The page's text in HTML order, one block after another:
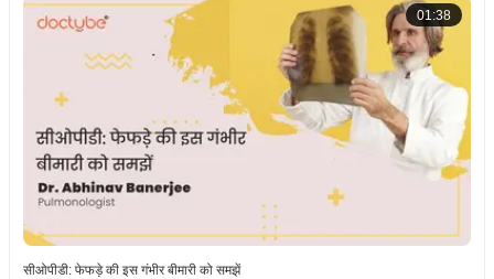
01:38
सीओपीडी: फेफड़े की इस गंभीर बीमारी को समझें